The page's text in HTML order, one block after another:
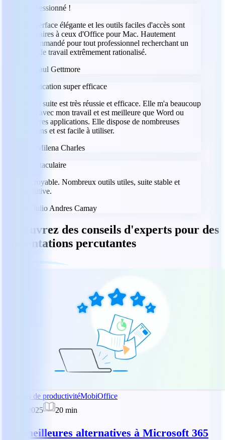
Impressionné !
L'interface élégante et les outils faciles d'accès sont
similaires à ceux d'Office pour Mac. Hautement
recommandé pour tout professionnel recherchant un
flux de travail extrêmement rationalisé.
Paul Gettmore
Application super efficace
Cette suite est très réussie et efficace. Elle m'a beaucoup
aidé avec mon travail et est meilleure que Word ou
d'autres applications. Elle dispose de nombreuses
options et est facile à utiliser.
Milena Charles
Spectaculaire
Incroyable. Nombreux outils utiles, suite stable et
intuitive.
Julio Andres Camay
Découvrez des conseils d'experts pour des
présentations percutantes
Conseils de productivitéMobiOffice
11 avr. 2025
20 min
Les meilleures alternatives à Microsoft 365